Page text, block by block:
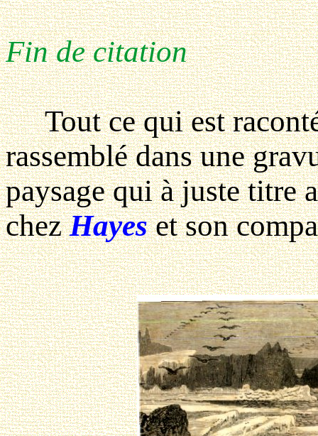
Fin de citation
Tout ce qui est raconté
rassemblé dans une
paysage qui à juste titre
chezHayeset son